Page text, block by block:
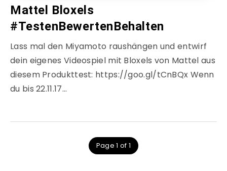
Mattel Bloxels
#TestenBewertenBehalten
Lass mal den Miyamoto raushängen und entwirf
dein eigenes Videospiel mit Bloxels von Mattel aus
diesem Produkttest: https://goo.gl/tCnBQx Wenn
du bis 22.11.17…
Page 1 of 1